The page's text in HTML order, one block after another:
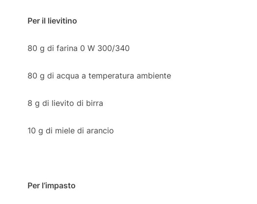
Per il lievitino
80 g di farina 0 W 300/340
80 g di acqua a temperatura ambiente
8 g di lievito di birra
10 g di miele di arancio
Per l’impasto